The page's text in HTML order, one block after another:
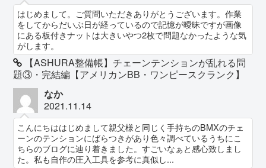
はじめまして。ご質問いただきありがとうございます。作業
をしてからだいぶ日が経っているので記憶が曖昧ですが画像
にある板付きナットは大きいやつ2枚で問題なかったような気
がします。
【ASHURA整備帳】チェーンテンションが乱れる問
題③・完結編【アメリカンBB・ワンピースクランク】
なか
2021.11.14
こんにちははじめまして親父様と同じく手持ちのBMXのチェ
ーンのテンションにばらつきがあり色々調べているうちにこ
ちらのブログに辿り着きました。すごいなぁと感心致しまし
た。私も自作の圧入工具を参考に真似し...